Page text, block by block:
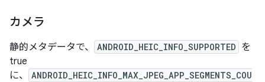
カメラ
静的メタデータで、 ANDROID_HEIC_INFO_SUPPORTED を
true
に、
ANDROID_HEIC_INFO_MAX_JPEG_APP_SEGMENTS_COU